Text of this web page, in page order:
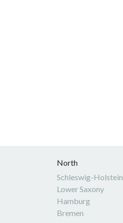
North
Schleswig-Holstein
Lower Saxony
Hamburg
Bremen